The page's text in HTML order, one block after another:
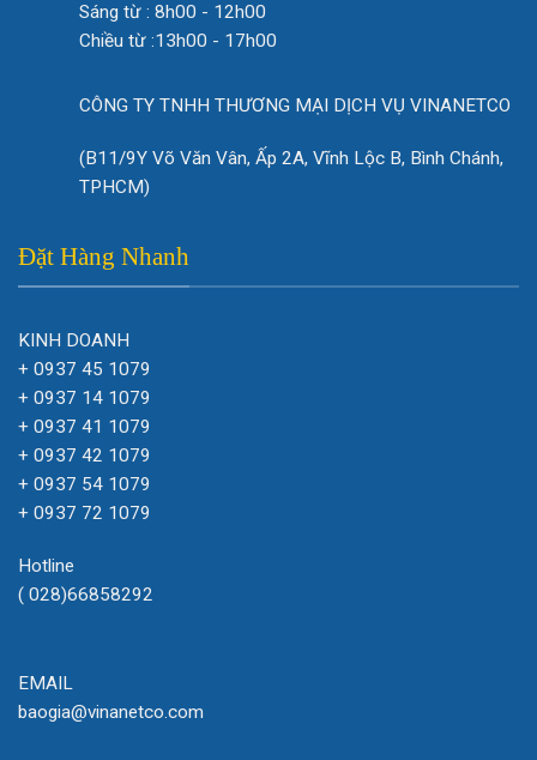
Sáng từ : 8h00 - 12h00
Chiều từ :13h00 - 17h00
CÔNG TY TNHH THƯƠNG MẠI DỊCH VỤ VINANETCO
(B11/9Y Võ Văn Vân, Ấp 2A, Vĩnh Lộc B, Bình Chánh,
TPHCM)
Đặt Hàng Nhanh
KINH DOANH
+ 0937 45 1079
+ 0937 14 1079
+ 0937 41 1079
+ 0937 42 1079
+ 0937 54 1079
+ 0937 72 1079
Hotline
( 028)66858292
EMAIL
baogia@vinanetco.com